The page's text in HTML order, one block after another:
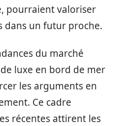
pourraient valoriser
dans un futur proche.
du marché
luxe en bord de mer
les arguments en
Ce cadre
récentes attirent les